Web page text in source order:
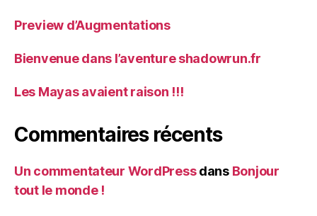
Preview d’Augmentations
Bienvenue dans l’aventure shadowrun.fr
Les Mayas avaient raison !!!
Commentaires récents
Un commentateur WordPressdans Bonjour
tout le monde !